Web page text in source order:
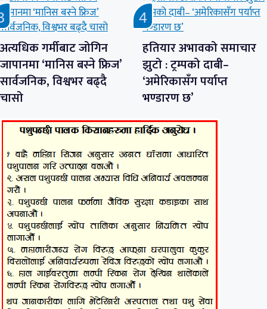
अत्यधिक गर्मीबाट जोगिन
जापानमा ‘मानिस बस्ने फ्रिज’
सार्वजनिक, विश्वभर बढ्दै
चासो
हतियार अभावको समाचार
झुटो : ट्रम्पको दाबी–
‘अमेरिकासँग पर्याप्त
भण्डारण छ’